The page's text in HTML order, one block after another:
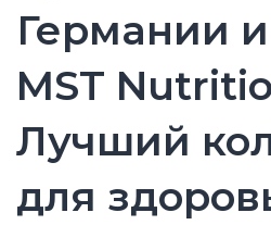
Германии
MST
Лучший
для